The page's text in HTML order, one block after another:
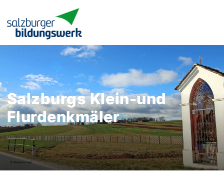
Salzburgs Klein-und
Flurdenkmäler